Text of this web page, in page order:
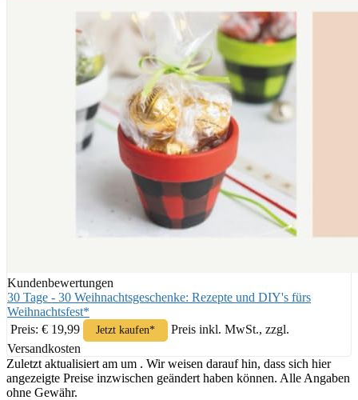
Kundenbewertungen
30 Tage - 30 Weihnachtsgeschenke: Rezepte und DIY's fürs
Weihnachtsfest*
Preis: € 19,99
Jetzt kaufen*
Preis inkl. MwSt., zzgl.
Versandkosten
Zuletzt aktualisiert am um . Wir weisen darauf hin, dass sich hier
angezeigte Preise inzwischen geändert haben können. Alle Angaben
ohne Gewähr.